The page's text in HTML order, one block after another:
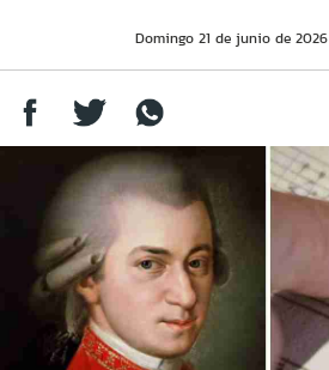
Domingo 21 de junio de 2026